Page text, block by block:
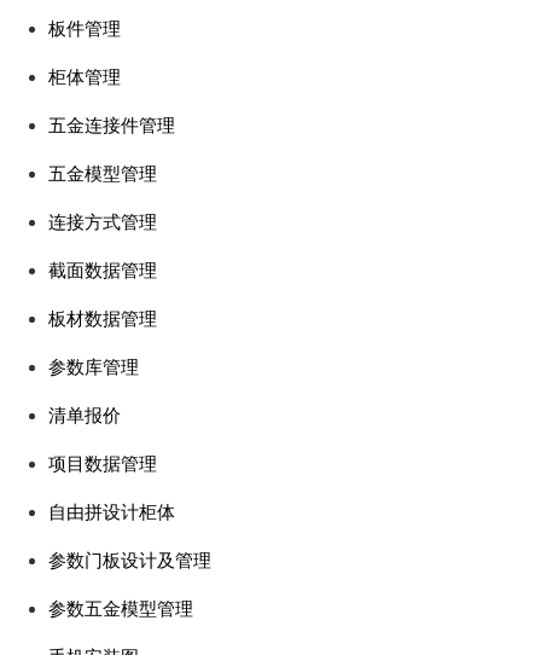
板件管理
柜体管理
五⾦连接件管理
五⾦模型管理
连接⽅式管理
截⾯数据管理
板材数据管理
参数库管理
清单报价
项⽬数据管理
⾃由拼设计柜体
参数⻔板设计及管理
参数五⾦模型管理
产单 封边套⾊ ⾃定义圆弧板 封边预览、孔槽预览
在线远程⽀持 打包软件 默认只对接⼀台雕刻机和侧
巢安装包下载：https://www.sketchupvray.com/230
064.html 找少校购买购买筑木筑巢，送室内课程一
少校微信号1：sketchupmajor 微信号2：sketchupv
ray 0 收藏